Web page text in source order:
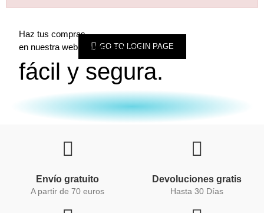
GO TO LOGIN PAGE
Haz tus compras
en nuestra web y paga de forma
fácil y segura.
Envío gratuito
A partir de 70 euros
Devoluciones gratis
Hasta 30 Días